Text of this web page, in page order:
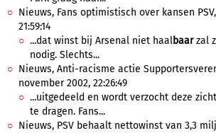
Nieuws, Fans optimistisch over kansen
21:59:14
...dat winst bij Arsenal niet haalbaarzal
nodig. Slechts...
Nieuws, Anti-racisme actie
november 2002, 22:26:49
...uitgedeeld en wordt verzocht deze zicht
te dragen. Fans...
Nieuws, PSV behaalt nettowinst van 3,3